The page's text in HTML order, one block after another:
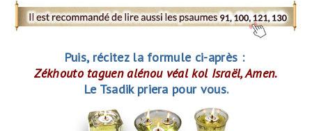
Puis, récitez la formule ci-après :
Zékhouto taguen alénou véal kol Israël, Amen.
Le Tsadik priera pour vous.